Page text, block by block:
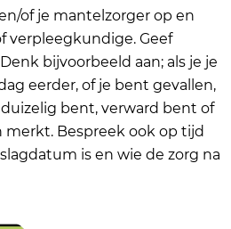
of je mantelzorger op en
verpleegkundige. Geef
bijvoorbeeld aan; als je je
eerder, of je bent gevallen,
bent, verward bent of
merkt. Bespreek ook op tijd
is en wie de zorg na